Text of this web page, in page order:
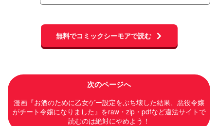
無料でコミックシーモアで読む
次のページへ
漫画『お酒のために乙女ゲー設定をぶち壊した結果、悪役令嬢
がチート令嬢になりました』をraw・zip・pdfなど違法サイトで
読むのは絶対にやめよう！